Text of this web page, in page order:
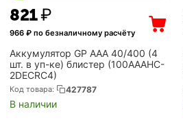
‍821‍₽
966 ₽ по безналичному расчёту
Аккумулятор GP AAA 40/400 (4
шт. в уп-ке) блистер (100AAAHC-
2DECRC4)
Код товара: 427787
В наличии